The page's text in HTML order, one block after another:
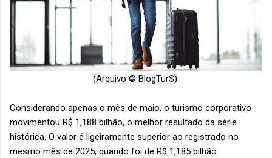
(Arquivo © BlogTurS)
Considerando apenas o mês de maio, o turismo corporativo
movimentou R$ 1,188 bilhão, o melhor resultado da série
histórica. O valor é ligeiramente superior ao registrado no
mesmo mês de 2025, quando foi de R$ 1,185 bilhão.